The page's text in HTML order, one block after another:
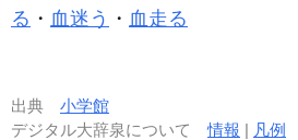
る ・ 血迷う ・ 血走る
出典 小学館
デジタル大辞泉について情報 | 凡例